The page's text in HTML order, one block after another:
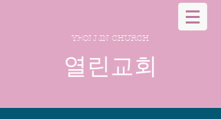
YEOLLIN CHURCH
열린교회